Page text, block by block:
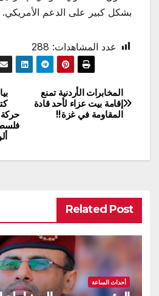
بشكل كبير على الدعم الأمريكي.
عدد المشاهدات: 288
تصفّح
المقالات
حركة
المخابرات الأردنية تمنع
إقامة بيت عزاء لأحد قادة
المقاومة في غزة!!
Related Post
أحداث الساعة